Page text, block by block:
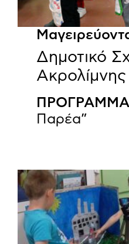
Δημοτικό
Ακρολίμνης
Παρέα”